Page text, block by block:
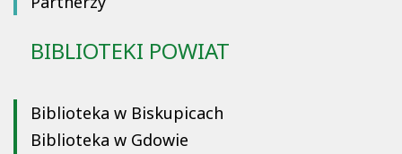
BIBLIOTEKI POWIAT
Biblioteka w Biskupicach
Biblioteka w Gdowie